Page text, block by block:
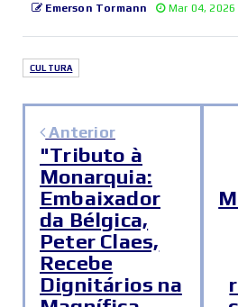
Emerson Tormann Mar 04, 2026
CULTURA
Anterior
"Tributo à
Monarquia:
Embaixador
da Bélgica,
Peter Claes,
Recebe
Dignitários na